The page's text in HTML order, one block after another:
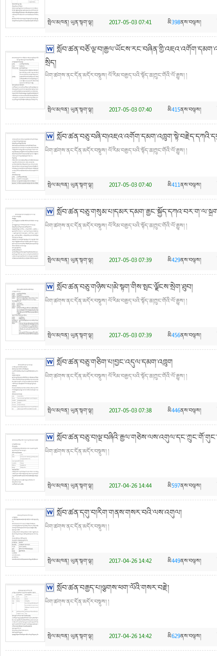
སྤེལ་མཁན། ཡུན་སྟག་ལྷ། 2017-05-03 07:41 མི398ནས་བལྟས།
སྲིད།
ཡིག་ཚགས་ནང་དོན་མདོར་བསྡུས། ལོ་རིམ་བརྒྱད་པའི་སྟོད་ཆ།ཀྲུང་གོའི་ལོ་རྒྱུས། །
སྤེལ་མཁན། ཡུན་སྟག་ལྷ། 2017-05-03 07:40 མི415ནས་བལྟས།
ཡིག་ཚགས་ནང་དོན་མདོར་བསྡུས། ལོ་རིམ་བརྒྱད་པའི་སྟོད་ཆ།ཀྲུང་གོའི་ལོ་རྒྱུས། །
སྤེལ་མཁན། ཡུན་སྟག་ལྷ། 2017-05-03 07:40 མི411ནས་བལྟས།
ཡིག་ཚགས་ནང་དོན་མདོར་བསྡུས། ལོ་རིམ་བརྒྱད་པའི་སྟོད་ཆ།ཀྲུང་གོའི་ལོ་རྒྱུས། །
སྤེལ་མཁན། ཡུན་སྟག་ལྷ། 2017-05-03 07:39 མི429ནས་བལྟས།
སློབ་ཚན་བཅུ་གཉིས་པ།མེ་སྟག་གིས་སྤང་ལྗོངས་སྲེག་ཐུབ།
ཡིག་ཚགས་ནང་དོན་མདོར་བསྡུས། ལོ་རིམ་བརྒྱད་པའི་སྟོད་ཆ།ཀྲུང་གོའི་ལོ་རྒྱུས། །
སྤེལ་མཁན། ཡུན་སྟག་ལྷ། 2017-05-03 07:39 མི456ནས་བལྟས།
སློབ་ཚན་བཅུ་གཅིག་པ།བྱང་འདུལ་དམག་འཁྲུག
ཡིག་ཚགས་ནང་དོན་མདོར་བསྡུས། ལོ་རིམ་བརྒྱད་པའི་སྟོད་ཆ།ཀྲུང་གོའི་ལོ་རྒྱུས། །
སྤེལ་མཁན། ཡུན་སྟག་ལྷ། 2017-05-03 07:38 མི446ནས་བལྟས།
ཡིག་ཚགས་ནང་དོན་མདོར་བསྡུས། །
སྤེལ་མཁན། ཡུན་སྟག་ལྷ། 2017-04-26 14:44 མི597ནས་བལྟས།
སློབ་ཚན་དགུ་བ།རིག་གནས་གསར་བའི་ལས་འགུལ།
ཡིག་ཚགས་ནང་དོན་མདོར་བསྡུས། །
སྤེལ་མཁན། ཡུན་སྟག་ལྷ། 2017-04-26 14:42 མི449ནས་བལྟས།
སློབ་ཚན་བརྒྱད་པ།ལྕགས་ཕག་ལོའི་གསར་བརྗེ།
ཡིག་ཚགས་ནང་དོན་མདོར་བསྡུས། །
སྤེལ་མཁན། ཡུན་སྟག་ལྷ། 2017-04-26 14:42 མི629ནས་བལྟས།